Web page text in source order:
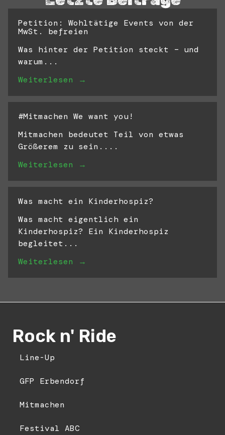
Petition: Wohltätige Events von der
MwSt. befreien
Was hinter der Petition steckt – und
warum...
Weiterlesen →
#Mitmachen We want you!
Mitmachen bedeutet Teil von etwas
Größerem zu sein....
Weiterlesen →
Was macht ein Kinderhospiz?
Was macht eigentlich ein
Kinderhospiz? Ein Kinderhospiz
begleitet...
Weiterlesen →
Rock n' Ride
Line-Up
GFP Erbendorf
Mitmachen
Festival ABC